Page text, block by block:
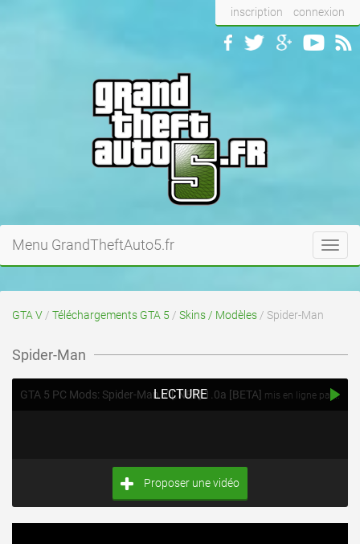
inscription connexion
Menu GrandTheftAuto5.fr
GTA V / Téléchargements GTA 5 / Skins / Modèles / Spider-Man
Spider-Man
GTA 5 PC Mods: Spider-Man V [.NET] 1.0a [BETA] mis en ligne par Mimile
LECTURE
Proposer une vidéo